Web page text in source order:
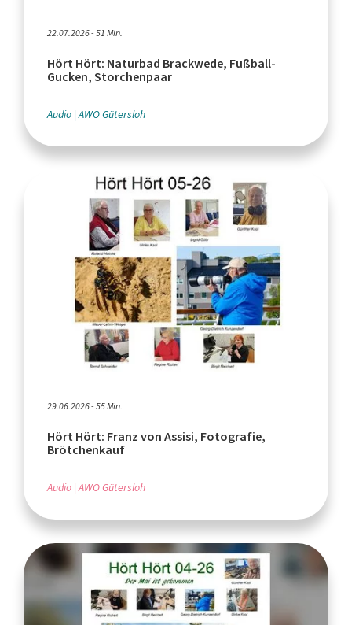
22.07.2026 - 51 Min.
Hört Hört: Naturbad Brackwede, Fußball-
Gucken, Storchenpaar
Audio AWO Gütersloh
29.06.2026 - 55 Min.
Hört Hört: Franz von Assisi, Fotografie,
Brötchenkauf
Audio AWO Gütersloh